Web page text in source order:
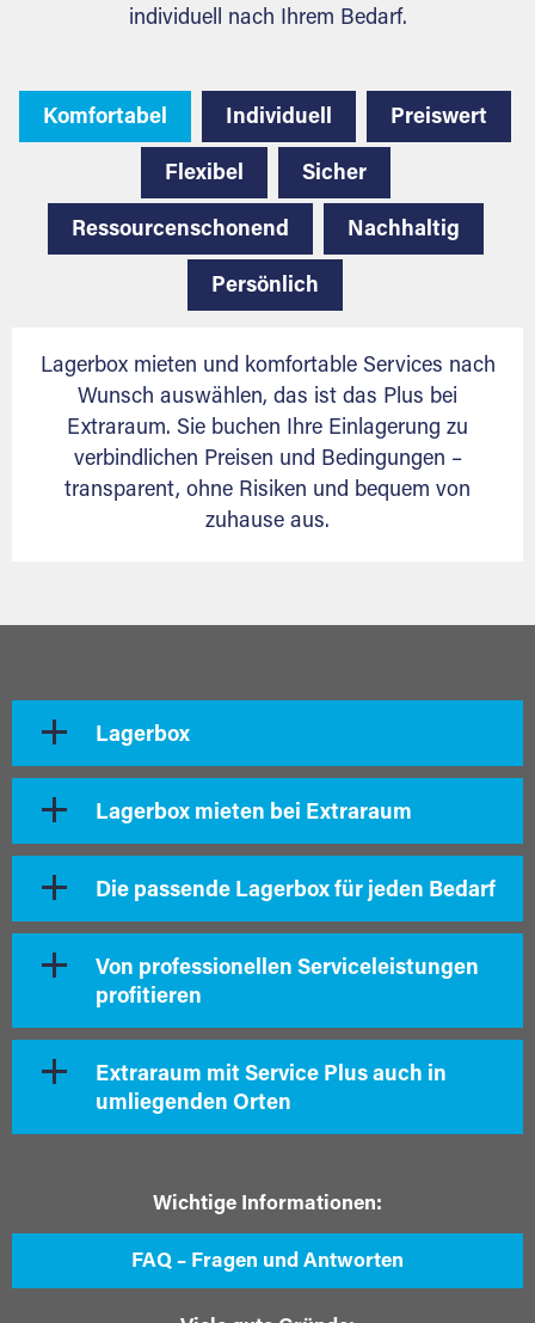
individuell nach Ihrem Bedarf.
Komfortabel Individuell Preiswert
Flexibel Sicher
Ressourcenschonend Nachhaltig
Persönlich
Lagerbox mieten und komfortable Services nach
Wunsch auswählen, das ist das Plus bei
Extraraum. Sie buchen Ihre Einlagerung zu
verbindlichen Preisen und Bedingungen –
transparent, ohne Risiken und bequem von
zuhause aus.
Lagerbox
Lagerbox mieten bei Extraraum
Die passende Lagerbox für jeden Bedarf
Von professionellen Serviceleistungen
profitieren
Extraraum mit Service Plus auch in
umliegenden Orten
Wichtige Informationen:
FAQ – Fragen und Antworten